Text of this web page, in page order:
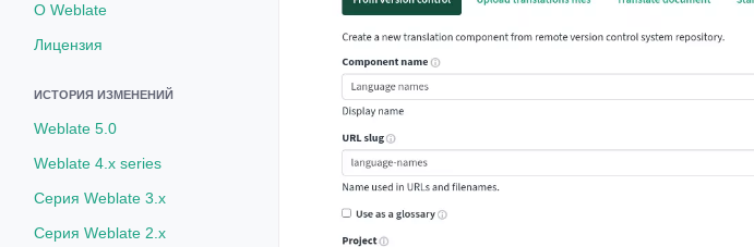
О Weblate
Лицензия
ИСТОРИЯ ИЗМЕНЕНИЙ
Weblate 5.0
Weblate 4.x series
Серия Weblate 3.x
Серия Weblate 2.x